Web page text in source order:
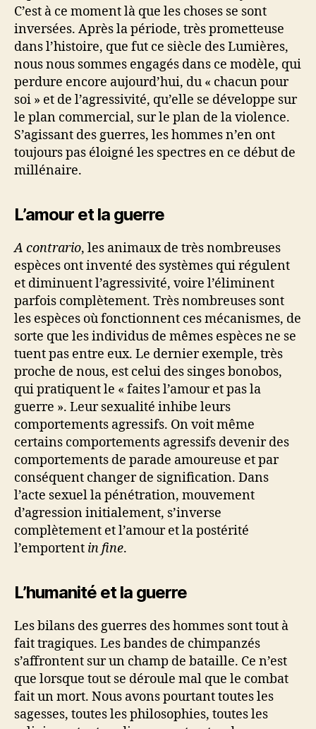
C’est à ce moment là que les choses se sont
inversées. Après la période, très prometteuse
dans l’histoire, que fut ce siècle des Lumières,
nous nous sommes engagés dans ce modèle, qui
perdure encore aujourd’hui, du « chacun pour
soi » et de l’agressivité, qu’elle se développe sur
le plan commercial, sur le plan de la violence.
S’agissant des guerres, les hommes n’en ont
toujours pas éloigné les spectres en ce début de
millénaire.
L’amour et la guerre
A contrario, les animaux de très nombreuses
espèces ont inventé des systèmes qui régulent
et diminuent l’agressivité, voire l’éliminent
parfois complètement. Très nombreuses sont
les espèces où fonctionnent ces mécanismes, de
sorte que les individus de mêmes espèces ne se
tuent pas entre eux. Le dernier exemple, très
proche de nous, est celui des singes bonobos,
qui pratiquent le « faites l’amour et pas la
guerre ». Leur sexualité inhibe leurs
comportements agressifs. On voit même
certains comportements agressifs devenir des
comportements de parade amoureuse et par
conséquent changer de signification. Dans
l’acte sexuel la pénétration, mouvement
d’agression initialement, s’inverse
complètement et l’amour et la postérité
l’emportent in fine.
L’humanité et la guerre
Les bilans des guerres des hommes sont tout à
fait tragiques. Les bandes de chimpanzés
s’affrontent sur un champ de bataille. Ce n’est
que lorsque tout se déroule mal que le combat
fait un mort. Nous avons pourtant toutes les
sagesses, toutes les philosophies, toutes les